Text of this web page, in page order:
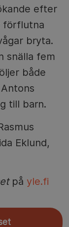
efter
förflutna
bryta.
snälla fem
både
till barn.
Eklund,
på yle.fi